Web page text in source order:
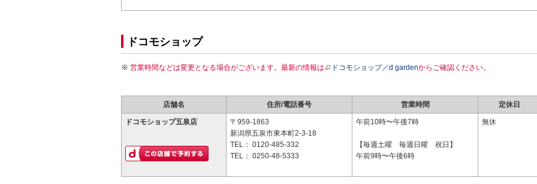
ドコモショップ
営業時間などは変更となる場合がございます。最新の情報は ドコモショップ／d gardenからご確認ください。
店舗名 住所/電話番号 営業時間 定休日
ドコモショップ五泉店
〒959-1863
新潟県五泉市東本町2-3-18
TEL： 0120-485-332
TEL： 0250-48-5333
午前10時〜午後7時
【毎週土曜 毎週日曜 祝日】
午前9時〜午後6時
無休